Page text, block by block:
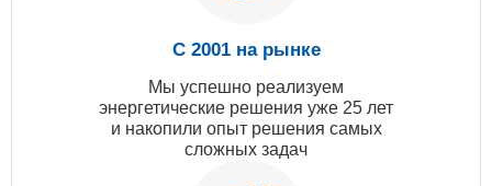
С 2001 на рынке
Мы успешно реализуем
энергетические решения уже 25 лет
и накопили опыт решения самых
сложных задач